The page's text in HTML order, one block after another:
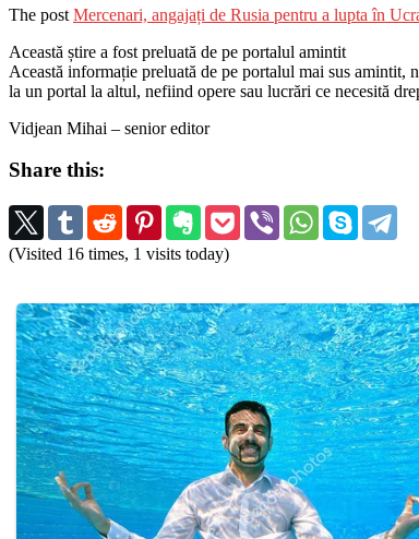
The post Mercenari, angajați de Rusia pentru a lupta în
Această știre a fost preluată de pe portalul amintit
Această informație preluată de pe portalul mai sus
la un portal la altul, nefiind opere sau lucrări ce necesită
Vidjean Mihai – senior editor
Share this:
(Visited 16 times, 1 visits today)